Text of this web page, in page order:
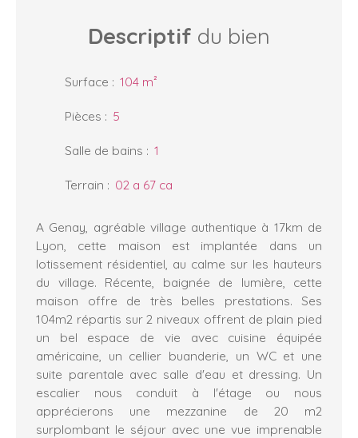
Descriptif du bien
Surface : 104 m²
Pièces : 5
Salle de bains : 1
Terrain : 02 a 67 ca
A Genay, agréable village authentique à 17km de
Lyon, cette maison est implantée dans un
lotissement résidentiel, au calme sur les hauteurs
du village. Récente, baignée de lumière, cette
maison offre de très belles prestations. Ses
104m2 répartis sur 2 niveaux offrent de plain pied
un bel espace de vie avec cuisine équipée
américaine, un cellier buanderie, un WC et une
suite parentale avec salle d'eau et dressing. Un
escalier nous conduit à l'étage ou nous
apprécierons une mezzanine de 20 m2
surplombant le séjour avec une vue imprenable